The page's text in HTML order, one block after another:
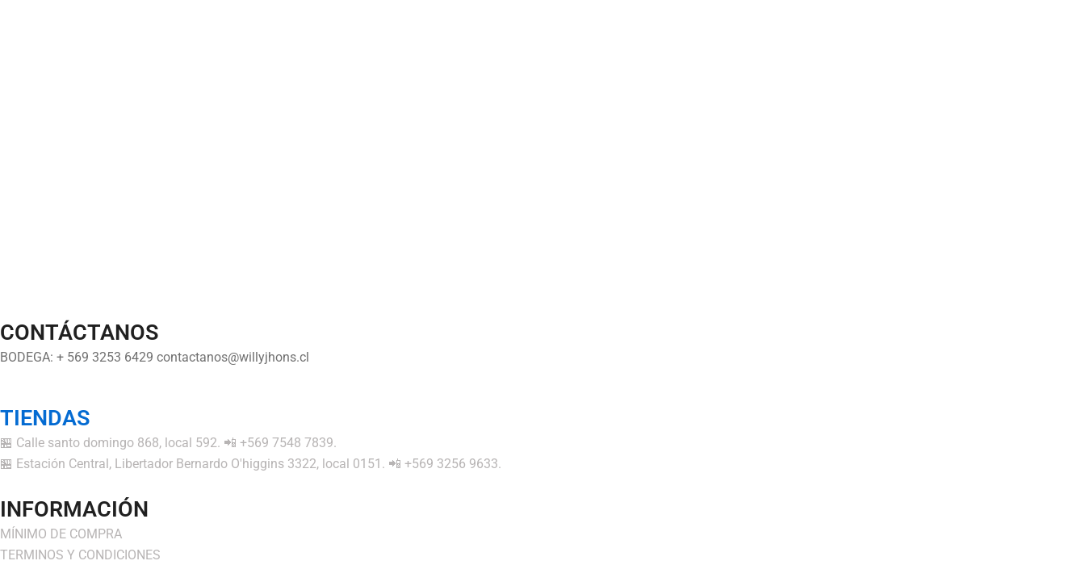
CONTÁCTANOS
BODEGA: + 569 3253 6429 contactanos@willyjhons.cl
TIENDAS
🏪 Calle santo domingo 868, local 592. 📲 +569 7548 7839.
🏪 Estación Central, Libertador Bernardo O'higgins 3322, local 0151. 📲 +569 3256 9633.
INFORMACIÓN
MÍNIMO DE COMPRA
TERMINOS Y CONDICIONES